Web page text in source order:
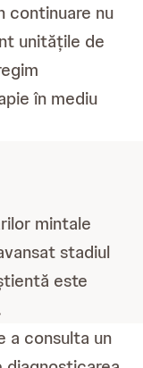
continuare nu
unitățile de
în mediu
mintale
stadiul
este
a consulta un